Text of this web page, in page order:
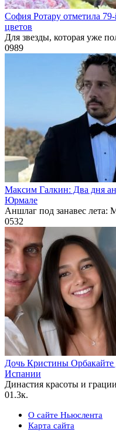
София Ротару отметила
цветов
Для звезды, которая уже
0989
Максим Галкин: Два дня
Юрмале
Аншлаг под занавес лета:
0532
Дочь Кристины Орбакайте
Испании
Династия красоты и
01.3к.
О сайте Ньюслента
Карта сайта